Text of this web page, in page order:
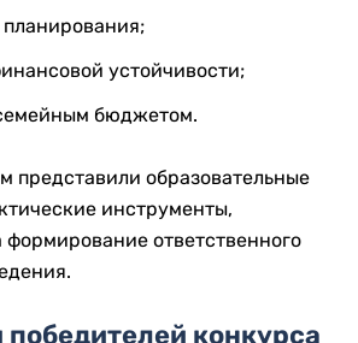
устойчивости;
бюджетом.
представили образовательные
инструменты,
ответственного
конкурса